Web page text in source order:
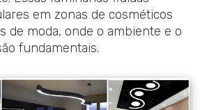
em zonas de cosméticos
de moda, onde o ambiente e o
fundamentais.